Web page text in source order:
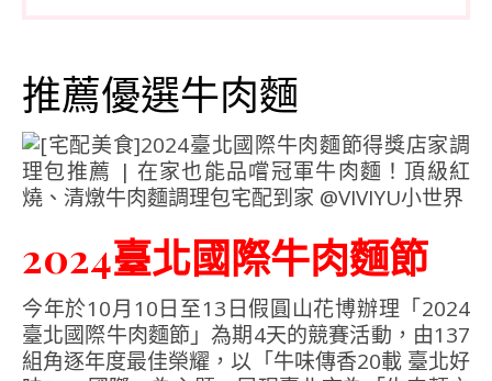
推薦優選牛肉麵
2024臺北國際牛肉麵節
今年於10月10日至13日假圓山花博辦理「2024
臺北國際牛肉麵節」為期4天的競賽活動，由137
組角逐年度最佳榮耀，以「牛味傳香20載 臺北好